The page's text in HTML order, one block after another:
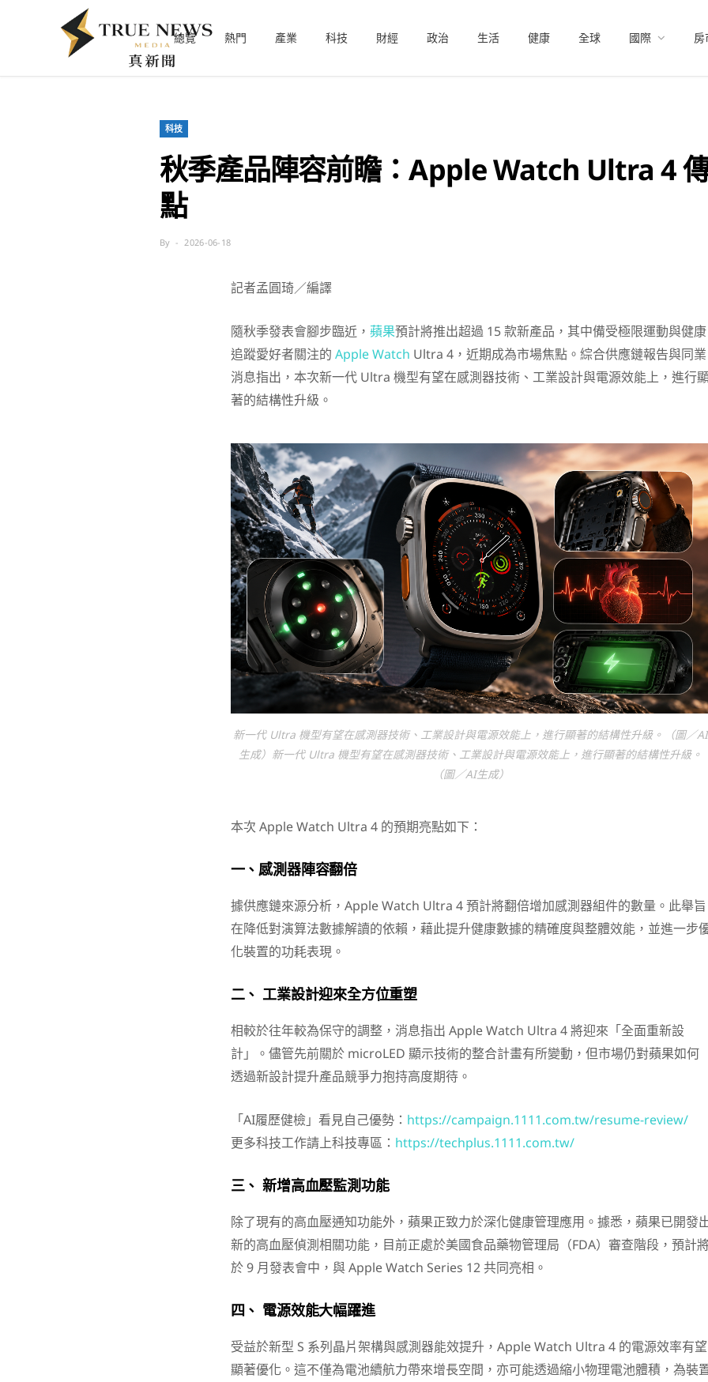
總覽 熱門 產業 科技 財經 政治 生活 健康 全球 國際 房
科技
秋季產品陣容前瞻：Apple Watch Ultra 4
點
By 2026-06-18
記者孟圓琦／編譯
隨秋季發表會腳步臨近， 蘋果預計將推出超過 15 款新產品，其中備受極限運動與健康
追蹤愛好者關注的 Apple Watch Ultra 4，近期成為市場焦點。綜合供應鏈報告與同業
消息指出，本次新一代 Ultra 機型有望在感測器技術、工業設計與電源效能上，進行
著的結構性升級。
新一代 Ultra 機型有望在感測器技術、工業設計與電源效能上，進行顯著的結構性升級。（圖／AI
生成）新一代 Ultra 機型有望在感測器技術、工業設計與電源效能上，進行顯著的結構性升級。
（圖／AI生成）
本次 Apple Watch Ultra 4 的預期亮點如下：
一、感測器陣容翻倍
據供應鏈來源分析，Apple Watch Ultra 4 預計將翻倍增加感測器組件的數量。此舉旨
在降低對演算法數據解讀的依賴，藉此提升健康數據的精確度與整體效能，並進一步
化裝置的功耗表現。
二、 工業設計迎來全方位重塑
相較於往年較為保守的調整，消息指出 Apple Watch Ultra 4 將迎來「全面重新設
計」。儘管先前關於 microLED 顯示技術的整合計畫有所變動，但市場仍對蘋果如何
透過新設計提升產品競爭力抱持高度期待。
「AI履歷健檢」看見自己優勢： https://campaign.1111.com.tw/resume-review/
更多科技工作請上科技專區： https://techplus.1111.com.tw/
三、 新增高血壓監測功能
除了現有的高血壓通知功能外，蘋果正致力於深化健康管理應用。據悉，蘋果已開發
新的高血壓偵測相關功能，目前正處於美國食品藥物管理局（FDA）審查階段，預計
於 9 月發表會中，與 Apple Watch Series 12 共同亮相。
四、 電源效能大幅躍進
受益於新型 S 系列晶片架構與感測器能效提升，Apple Watch Ultra 4 的電源效率有望
顯著優化。這不僅為電池續航力帶來增長空間，亦可能透過縮小物理電池體積，為裝